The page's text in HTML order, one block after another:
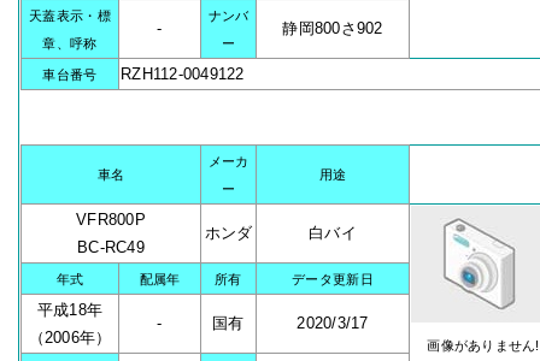
天蓋表示・標
章、呼称
-
ナンバ
ー
静岡800さ902
車台番号 RZH112-0049122
車名
メーカ
ー
用途
VFR800P
BC-RC49
ホンダ 白バイ
画像がありません!
年式 配属年 所有 データ更新日
平成18年
（2006年）
- 国有 2020/3/17